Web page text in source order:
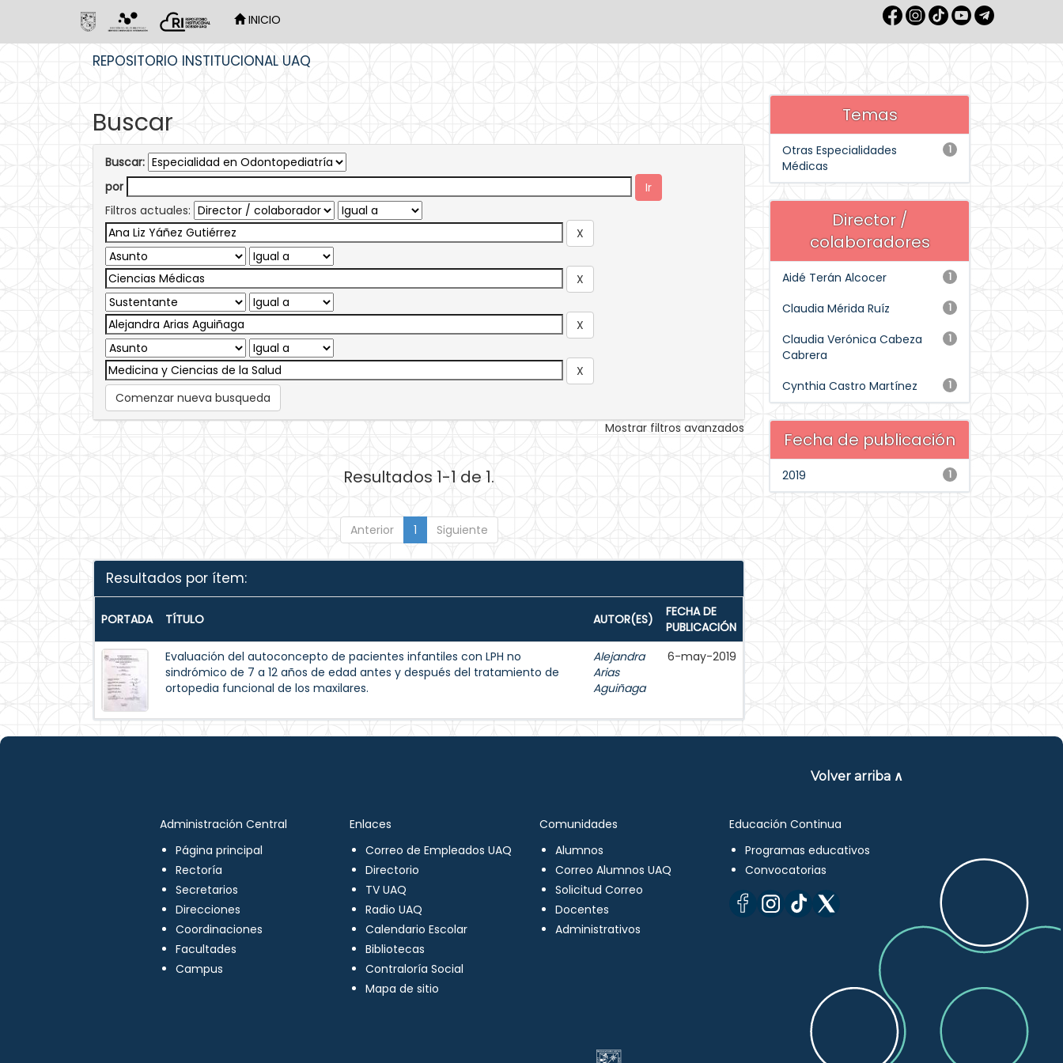
INICIO
REPOSITORIO INSTITUCIONAL UAQ
Buscar
Buscar:
por
Filtros actuales:
Comenzar nueva busqueda
Mostrar filtros avanzados
Resultados 1-1 de 1.
Anterior 1 Siguiente
Resultados por ítem:
PORTADA TÍTULO AUTOR(ES)
FECHA DE
PUBLICACIÓN
Evaluación del autoconcepto de pacientes infantiles con LPH no
sindrómico de 7 a 12 años de edad antes y después del tratamiento de
ortopedia funcional de los maxilares.
Alejandra
Arias
Aguiñaga
6-may-2019
Temas
1
Otras Especialidades
Médicas
Director /
colaboradores
1
Aidé Terán Alcocer
1
Claudia Mérida Ruíz
1
Claudia Verónica Cabeza
Cabrera
1
Cynthia Castro Martínez
Fecha de publicación
1
2019
Volver arriba ∧
Administración Central
Página principal
Rectoría
Secretarios
Direcciones
Coordinaciones
Facultades
Campus
Enlaces
Correo de Empleados UAQ
Directorio
TV UAQ
Radio UAQ
Calendario Escolar
Bibliotecas
Contraloría Social
Mapa de sitio
Comunidades
Alumnos
Correo Alumnos UAQ
Solicitud Correo
Docentes
Administrativos
Educación Continua
Programas educativos
Convocatorias